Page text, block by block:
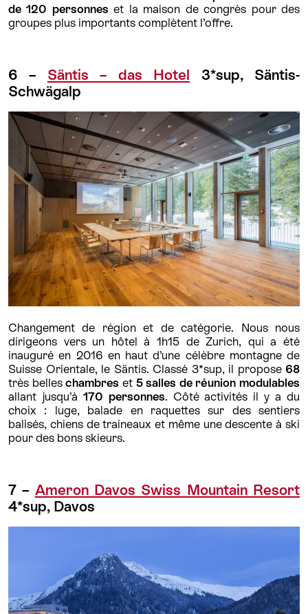
de 120 personnes et la maison de congrès pour des
groupes plus importants complètent l’offre.
6 – Säntis – das Hotel 3*sup, Säntis-
Schwägalp
Changement de région et de catégorie. Nous nous
dirigeons vers un hôtel à 1h15 de Zurich, qui a été
inauguré en 2016 en haut d’une célèbre montagne de
Suisse Orientale, le Säntis. Classé 3*sup, il propose 68
très belleschambres et 5 salles de réunion modulables
allant jusqu’à 170 personnes. Côté activités il y a du
choix : luge, balade en raquettes sur des sentiers
balisés, chiens de traineaux et même une descente à ski
pour des bons skieurs.
7 – Ameron Davos Swiss Mountain Resort
4*sup, Davos